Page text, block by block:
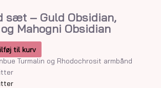
sæt – Guld Obsidian,
Mahogni Obsidian
til kurv